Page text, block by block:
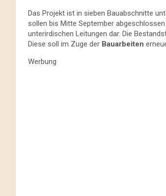
Das Projekt ist in sieben Bauabschnitte
sollen bis Mitte September
unterirdischen Leitungen dar. Die
Diese soll im Zuge der Bauarbeiten
Werbung